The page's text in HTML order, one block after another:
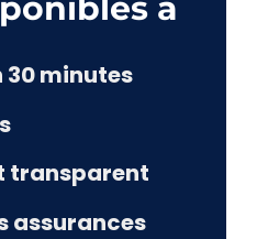
à
30 minutes
transparent
assurances